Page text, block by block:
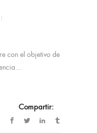
con el objetivo de
Compartir: